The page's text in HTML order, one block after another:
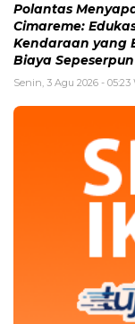
Polantas
Cimareme:
Kendaraan yang
Biaya Sepeserpun
Senin, 3 Agu 2026 - 05:23